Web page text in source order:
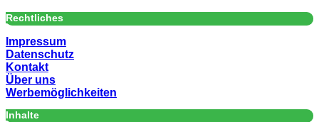
Rechtliches
Impressum
Datenschutz
Kontakt
Über uns
Werbemöglichkeiten
Inhalte